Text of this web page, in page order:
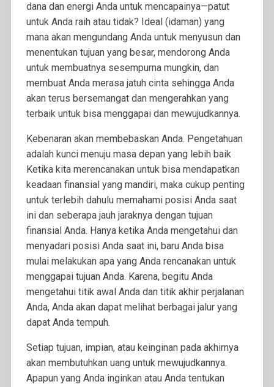
dana dan energi Anda untuk mencapainya—patut
untuk Anda raih atau tidak? Ideal (idaman) yang
mana akan mengundang Anda untuk menyusun dan
menentukan tujuan yang besar, mendorong Anda
untuk membuatnya sesempurna mungkin, dan
membuat Anda merasa jatuh cinta sehingga Anda
akan terus bersemangat dan mengerahkan yang
terbaik untuk bisa menggapai dan mewujudkannya.
Kebenaran akan membebaskan Anda. Pengetahuan
adalah kunci menuju masa depan yang lebih baik
Ketika kita merencanakan untuk bisa mendapatkan
keadaan finansial yang mandiri, maka cukup penting
untuk terlebih dahulu memahami posisi Anda saat
ini dan seberapa jauh jaraknya dengan tujuan
finansial Anda. Hanya ketika Anda mengetahui dan
menyadari posisi Anda saat ini, baru Anda bisa
mulai melakukan apa yang Anda rencanakan untuk
menggapai tujuan Anda. Karena, begitu Anda
mengetahui titik awal Anda dan titik akhir perjalanan
Anda, Anda akan dapat melihat berbagai jalur yang
dapat Anda tempuh.
Setiap tujuan, impian, atau keinginan pada akhirnya
akan membutuhkan uang untuk mewujudkannya.
Apapun yang Anda inginkan atau Anda tentukan